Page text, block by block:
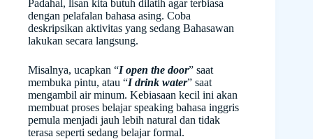
Padahal, lisan kita butuh dilatih agar terbiasa
dengan pelafalan bahasa asing. Coba
deskripsikan aktivitas yang sedang Bahasawan
lakukan secara langsung.
Misalnya, ucapkan “I open the door” saat
membuka pintu, atau “I drink water” saat
mengambil air minum. Kebiasaan kecil ini akan
membuat proses belajar speaking bahasa inggris
pemula menjadi jauh lebih natural dan tidak
terasa seperti sedang belajar formal.